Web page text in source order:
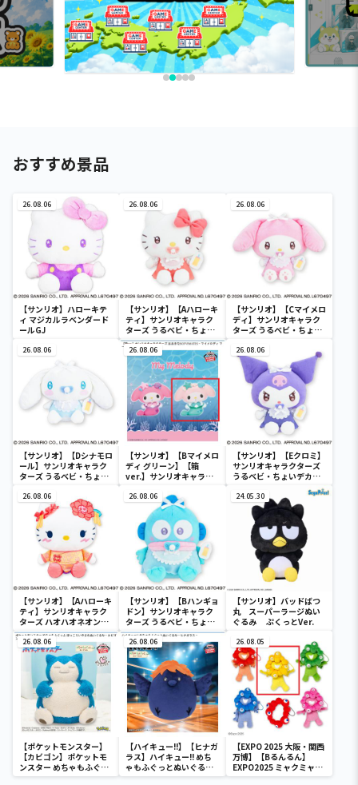
おすすめ景品
26.08.06
【サンリオ】ハローキテ
ィ マジカルラベンダード
ールGJ
26.08.06
【サンリオ】【Aハローキ
ティ】サンリオキャラク
ターズ うるベビ・ちょい
デカドール
26.08.06
【サンリオ】【Cマイメロ
ディ】サンリオキャラク
ターズ うるベビ・ちょい
26.08.06
【サンリオ】【Dシナモロ
ール】サンリオキャラク
ターズ うるベビ・ちょい
26.08.06
【サンリオ】【Bマイメロ
ディ グリーン】【箱
ver.】サンリオキャラク
SOFVIMATES～マイメロ
ディ マーメイドver. ～
26.08.06
【サンリオ】【Eクロミ】
サンリオキャラクターズ
うるベビ・ちょいデカド
26.08.06
【サンリオ】【Aハローキ
ティ】サンリオキャラク
ターズ ハオハオネオンタ
ウンドールBIGタイプ1
26.08.06
【サンリオ】【Bハンギョ
ドン】サンリオキャラク
ターズ うるベビ・ちょい
デカドール
24.05.30
【サンリオ】バッドばつ
丸 スーパーラージぬい
ぐるみ ぷくっとVer.
26.08.06
【ポケットモンスター】
【カビゴン】ポケットモ
ンスター めちゃもふぐっ
と ほっこりいやされぬい
26.08.06
【ハイキュー!!】【ヒナガ
ラス】ハイキュー!! めち
ゃもふぐっとぬいぐるみ
～ヒナガラス～
26.08.05
【EXPO 2025 大阪・関西
万博】【Bるんるん】
EXPO2025 ミャクミャク
カラフルゴム紐付きぬい